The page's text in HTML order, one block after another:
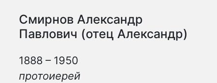
Смирнов Александр
Павлович (отец Александр)
1888 – 1950
протоиерей